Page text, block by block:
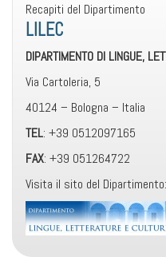
Recapiti del Dipartimento
LILEC
DIPARTIMENTO DI LINGUE,
Via Cartoleria, 5
40124 – Bologna – Italia
TEL: +39 0512097165
FAX: +39 051264722
Visita il sito del Dipartimento: